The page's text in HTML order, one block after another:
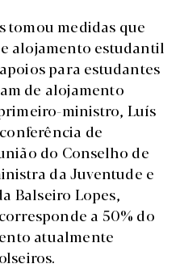
tomou medidas que
alojamento estudantil
para estudantes
de alojamento
ministro, Luís
de
do Conselho de
da Juventude e
Balseiro Lopes,
a 50% do
atualmente